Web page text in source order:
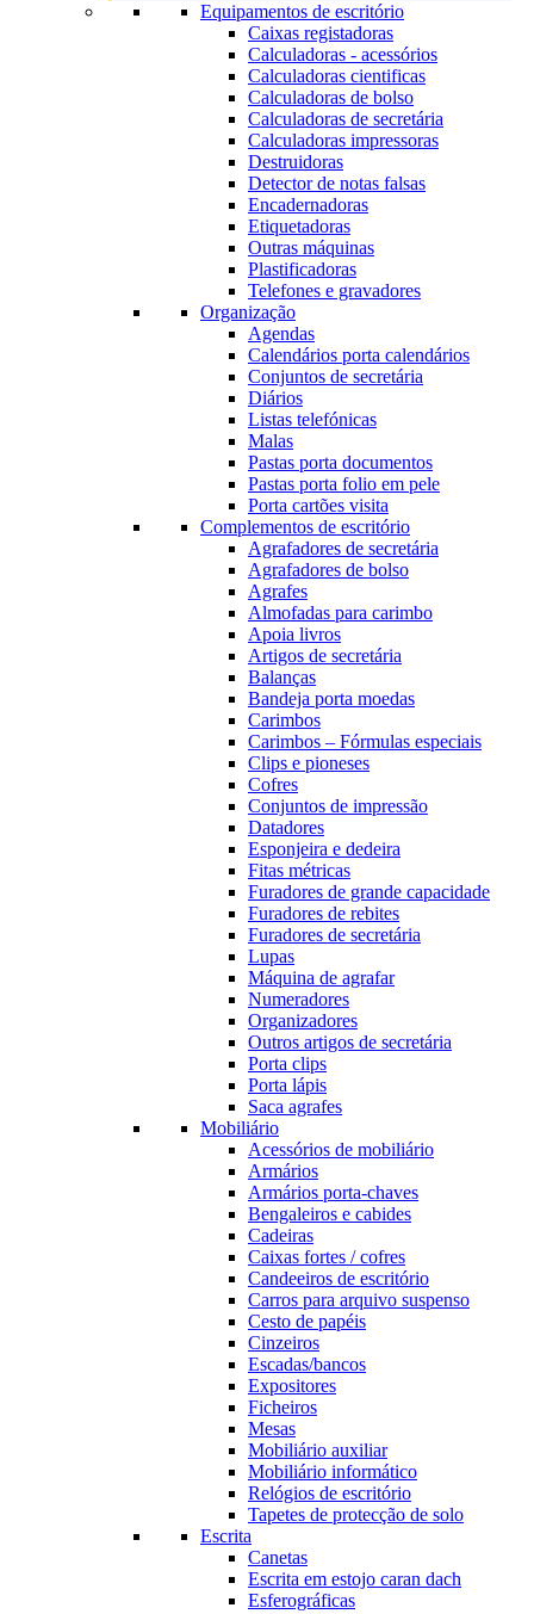
Equipamentos de escritório
Caixas registadoras
Calculadoras - acessórios
Calculadoras cientificas
Calculadoras de bolso
Calculadoras de secretária
Calculadoras impressoras
Destruidoras
Detector de notas falsas
Encadernadoras
Etiquetadoras
Outras máquinas
Plastificadoras
Telefones e gravadores
Organização
Agendas
Calendários porta calendários
Conjuntos de secretária
Diários
Listas telefónicas
Malas
Pastas porta documentos
Pastas porta folio em pele
Porta cartões visita
Complementos de escritório
Agrafadores de secretária
Agrafadores de bolso
Agrafes
Almofadas para carimbo
Apoia livros
Artigos de secretária
Balanças
Bandeja porta moedas
Carimbos
Carimbos – Fórmulas especiais
Clips e pioneses
Cofres
Conjuntos de impressão
Datadores
Esponjeira e dedeira
Fitas métricas
Furadores de grande capacidade
Furadores de rebites
Furadores de secretária
Lupas
Máquina de agrafar
Numeradores
Organizadores
Outros artigos de secretária
Porta clips
Porta lápis
Saca agrafes
Mobiliário
Acessórios de mobiliário
Armários
Armários porta-chaves
Bengaleiros e cabides
Cadeiras
Caixas fortes / cofres
Candeeiros de escritório
Carros para arquivo suspenso
Cesto de papéis
Cinzeiros
Escadas/bancos
Expositores
Ficheiros
Mesas
Mobiliário auxiliar
Mobiliário informático
Relógios de escritório
Tapetes de protecção de solo
Escrita
Canetas
Escrita em estojo caran dach
Esferográficas